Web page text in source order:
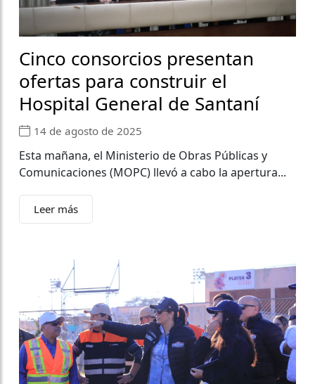
Cinco consorcios presentan
ofertas para construir el
Hospital General de Santaní
14 de agosto de 2025
Esta mañana, el Ministerio de Obras Públicas y
Comunicaciones (MOPC) llevó a cabo la apertura...
Leer más